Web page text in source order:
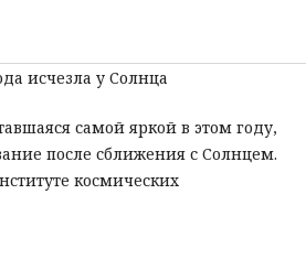
исчезла у Солнца
самой яркой в этом году,
после сближения с Солнцем.
космических